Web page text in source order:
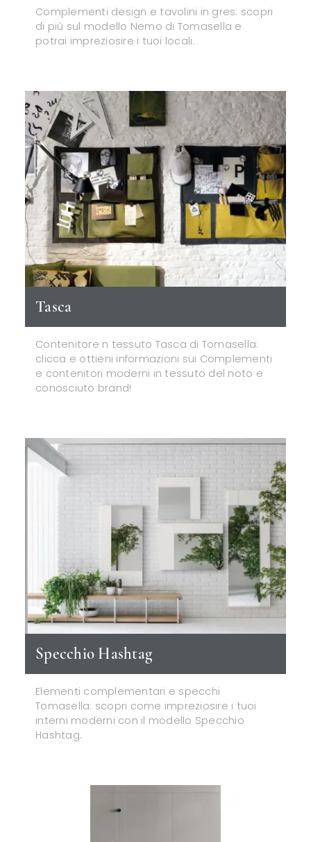
Complementi design e tavolini in gres: scopri
di più sul modello Nemo di Tomasella e
potrai impreziosire i tuoi locali.
Tasca
Contenitore n tessuto Tasca di Tomasella:
clicca e ottieni informazioni sui Complementi
e contenitori moderni in tessuto del noto e
conosciuto brand!
Specchio Hashtag
Elementi complementari e specchi
Tomasella: scopri come impreziosire i tuoi
interni moderni con il modello Specchio
Hashtag.